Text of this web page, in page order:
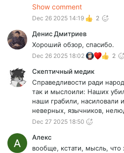
подводные камни)тогда ещё
ошейник. А на арене, где
"Как он разобрался?" Пфф,
вполне достаточно! Оох, эти
Show comment
Dec 26 2025 14:19 2
Денис Дмитриев
Хороший обзор, спасибо.
Dec 26 2025 18:02 2
Скептичный медик
Справедливости ради
так и мыслоили: Наших
наши грабили, насиловали
неверных, язычников,
Dec 27 2025 18:50
Алекс
вообще, кстати, мысль, что